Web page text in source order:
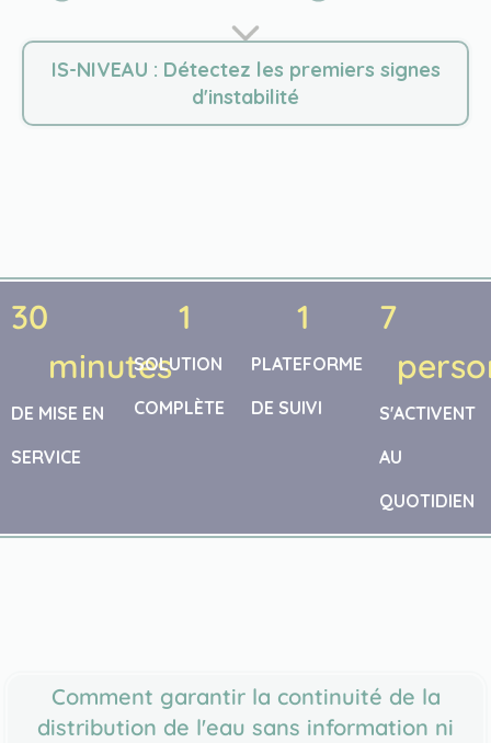
IS-NIVEAU : Détectez les premiers signes
d'instabilité
DE MISE EN
SERVICE
30
minutesSOLUTION
COMPLÈTE
1
PLATEFORME
DE SUIVI
1
S'ACTIVENT
AU
QUOTIDIEN
7
Comment garantir la continuité de la
distribution de l'eau sans information ni